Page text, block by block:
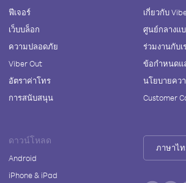
ฟีเจอร์
เว็บบล็อก
ความปลอดภัย
Viber Out
อัตราค่าโทร
การสนับสนุน
เกี่ยวกับ
ศูนย์กลางแ
ร่วมงานกับเ
ข้อกำหนดแ
นโยบายคว
Customer
ดาวน์โหลด
Android
iPhone & iPad
ภาษาไ